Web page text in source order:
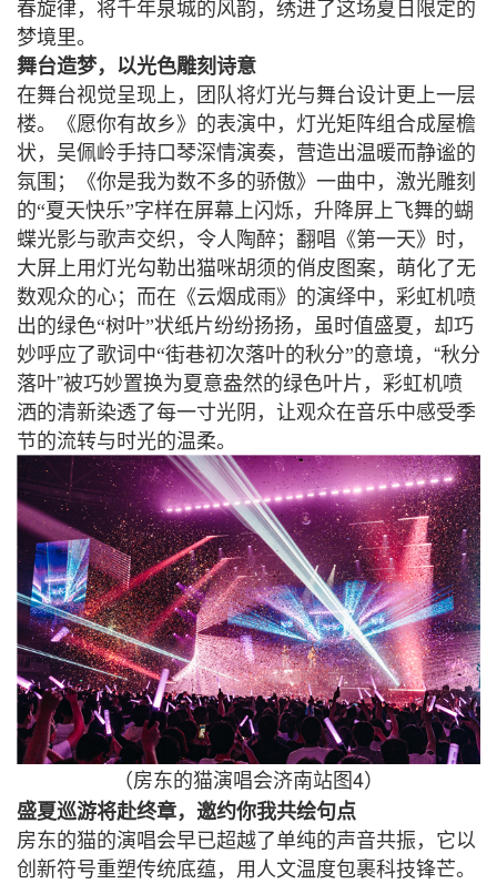
春旋律，将千年泉城的风韵，绣进了这场夏日限定的
梦境里。
舞台造梦，以光色雕刻诗意
在舞台视觉呈现上，团队将灯光与舞台设计更上一层
楼。《愿你有故乡》的表演中，灯光矩阵组合成屋檐
状，吴佩岭手持口琴深情演奏，营造出温暖而静谧的
氛围；《你是我为数不多的骄傲》一曲中，激光雕刻
的“夏天快乐”字样在屏幕上闪烁，升降屏上飞舞的蝴
蝶光影与歌声交织，令人陶醉；翻唱《第一天》时，
大屏上用灯光勾勒出猫咪胡须的俏皮图案，萌化了无
数观众的心；而在《云烟成雨》的演绎中，彩虹机喷
出的绿色“树叶”状纸片纷纷扬扬，虽时值盛夏，却巧
妙呼应了歌词中“街巷初次落叶的秋分”的意境， “秋分
落叶”被巧妙置换为夏意盎然的绿色叶片，彩虹机喷
洒的清新染透了每一寸光阴，让观众在音乐中感受季
节的流转与时光的温柔。
（房东的猫演唱会济南站图4）
盛夏巡游将赴终章，邀约你我共绘句点
房东的猫的演唱会早已超越了单纯的声音共振，它以
创新符号重塑传统底蕴，用人文温度包裹科技锋芒。